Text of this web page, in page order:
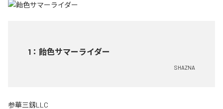
1 ： 飴色サマーライダー
SHAZNA
参華三釼LLC